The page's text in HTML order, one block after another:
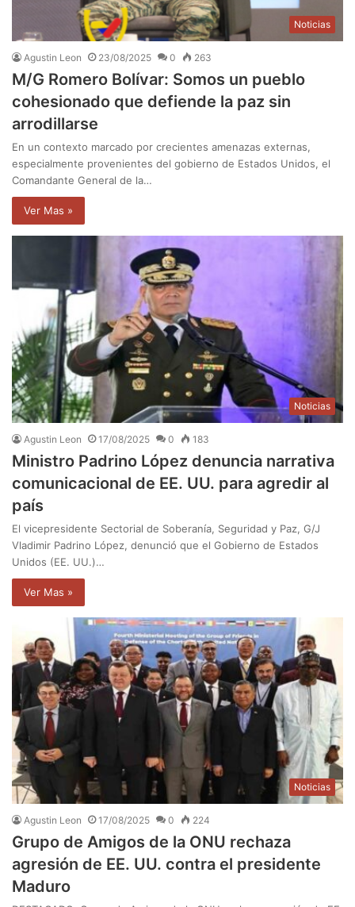
Noticias
Agustin Leon 23/08/2025 0 263
M/G Romero Bolívar: Somos un pueblo
cohesionado que defiende la paz sin
arrodillarse
En un contexto marcado por crecientes amenazas externas,
especialmente provenientes del gobierno de Estados Unidos, el
Comandante General de la…
Ver Mas »
Noticias
Agustin Leon 17/08/2025 0 183
Ministro Padrino López denuncia narrativa
comunicacional de EE. UU. para agredir al
país
El vicepresidente Sectorial de Soberanía, Seguridad y Paz, G/J
Vladimir Padrino López, denunció que el Gobierno de Estados
Unidos (EE. UU.)…
Ver Mas »
Noticias
Agustin Leon 17/08/2025 0 224
Grupo de Amigos de la ONU rechaza
agresión de EE. UU. contra el presidente
Maduro